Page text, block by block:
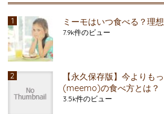
ミーモはいつ食べる？理
7.9k件のビュー
【永久保存版】今よりも
(meemo)の食べ方とは？
3.5k件のビュー